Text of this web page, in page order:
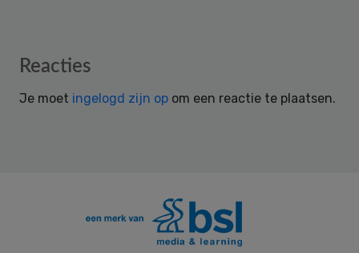
Reader
Reacties
Je moet ingelogd zijn op om een reactie te plaatsen.